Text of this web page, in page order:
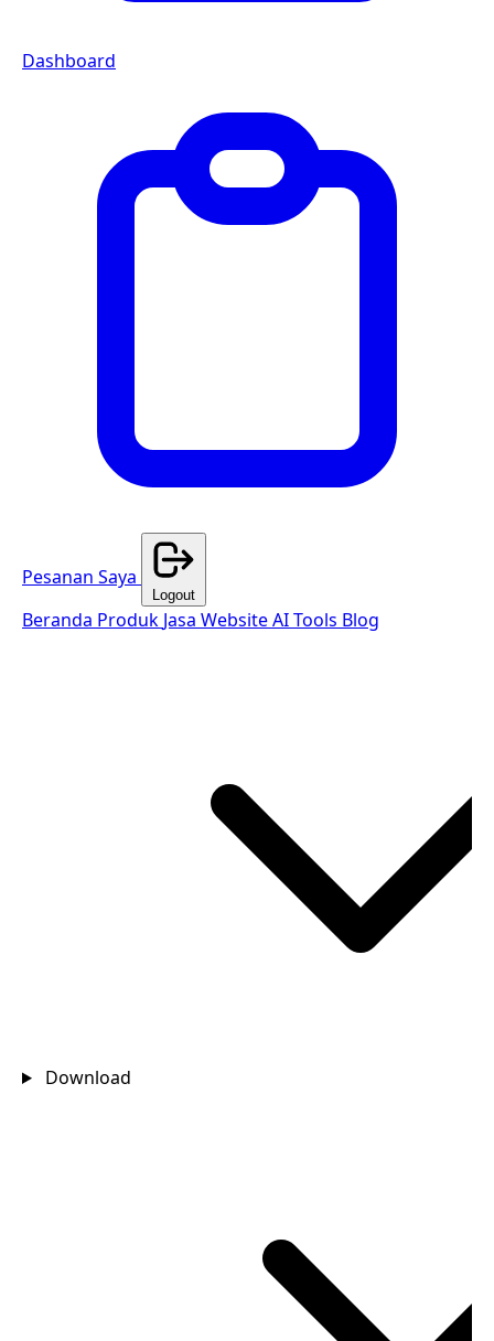
Dashboard
Pesanan Saya
Logout
Beranda Produk Jasa WebsiteAI Tools Blog
Download